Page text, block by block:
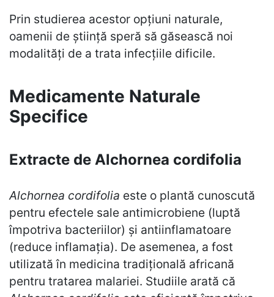
Prin studierea acestor opțiuni naturale,
oamenii de știință speră să găsească noi
modalități de a trata infecțiile dificile.
Medicamente Naturale
Specifice
Extracte de Alchornea cordifolia
Alchornea cordifolia este o plantă cunoscută
pentru efectele sale antimicrobiene (luptă
împotriva bacteriilor) și antiinflamatoare
(reduce inflamația). De asemenea, a fost
utilizată în medicina tradițională africană
pentru tratarea malariei. Studiile arată că